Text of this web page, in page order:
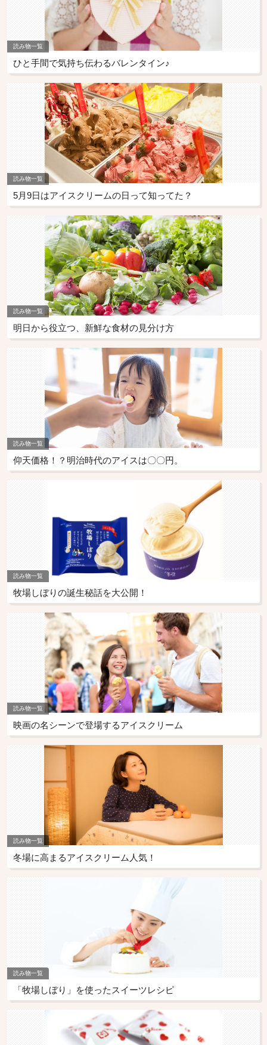
読み物一覧
ひと手間で気持ち伝わるバレンタイン♪
読み物一覧
5月9日はアイスクリームの日って知ってた？
読み物一覧
明日から役立つ、新鮮な食材の見分け方
読み物一覧
仰天価格！？明治時代のアイスは〇〇円。
読み物一覧
牧場しぼりの誕生秘話を大公開！
読み物一覧
映画の名シーンで登場するアイスクリーム
読み物一覧
冬場に高まるアイスクリーム人気！
読み物一覧
「牧場しぼり」を使ったスイーツレシピ